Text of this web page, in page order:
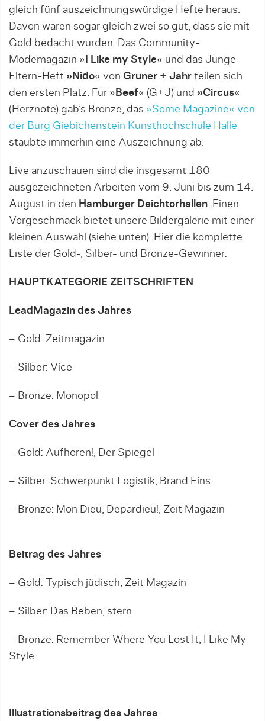
gleich fünf auszeichnungswürdige Hefte heraus.
Davon waren sogar gleich zwei so gut, dass sie mit
Gold bedacht wurden: Das Community-
Modemagazin » I Like my Style« und das Junge-
Eltern-Heft »Nido« von Gruner + Jahr teilen sich
den ersten Platz. Für » Beef« (G+J) und »Circus«
(Herznote) gab’s Bronze, das »Some Magazine« von
der Burg Giebichenstein Kunsthochschule Halle
staubte immerhin eine Auszeichnung ab.
Live anzuschauen sind die insgesamt 180
ausgezeichneten Arbeiten vom 9. Juni bis zum 14.
August in den Hamburger Deichtorhallen. Einen
Vorgeschmack bietet unsere Bildergalerie mit einer
kleinen Auswahl (siehe unten). Hier die komplette
Liste der Gold-, Silber- und Bronze-Gewinner:
HAUPTKATEGORIE ZEITSCHRIFTEN
LeadMagazin des Jahres
– Gold: Zeitmagazin
– Silber: Vice
– Bronze: Monopol
Cover des Jahres
– Gold: Aufhören!, Der Spiegel
– Silber: Schwerpunkt Logistik, Brand Eins
– Bronze: Mon Dieu, Depardieu!, Zeit Magazin
Beitrag des Jahres
– Gold: Typisch jüdisch, Zeit Magazin
– Silber: Das Beben, stern
– Bronze: Remember Where You Lost It, I Like My
Style
Illustrationsbeitrag des Jahres